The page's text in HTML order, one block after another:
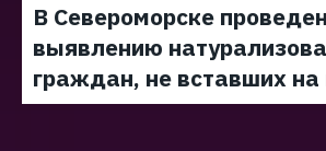
В Североморске
выявлению
граждан, не вставших на